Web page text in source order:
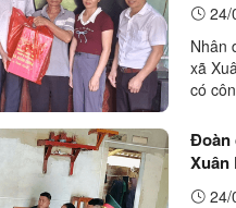
24/
Nhân
xã
có
Đoàn
Xuân
Dương
24/